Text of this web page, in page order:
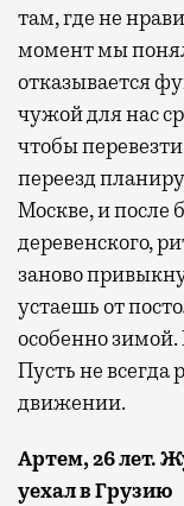
там, где не
момент мы
отказывается
чужой для нас
чтобы
переезд
Москве, и после
деревенского,
заново
устаешь от
особенно зимой.
Пусть не всегда
движении.
Артем, 26 лет.
уехал в Грузию